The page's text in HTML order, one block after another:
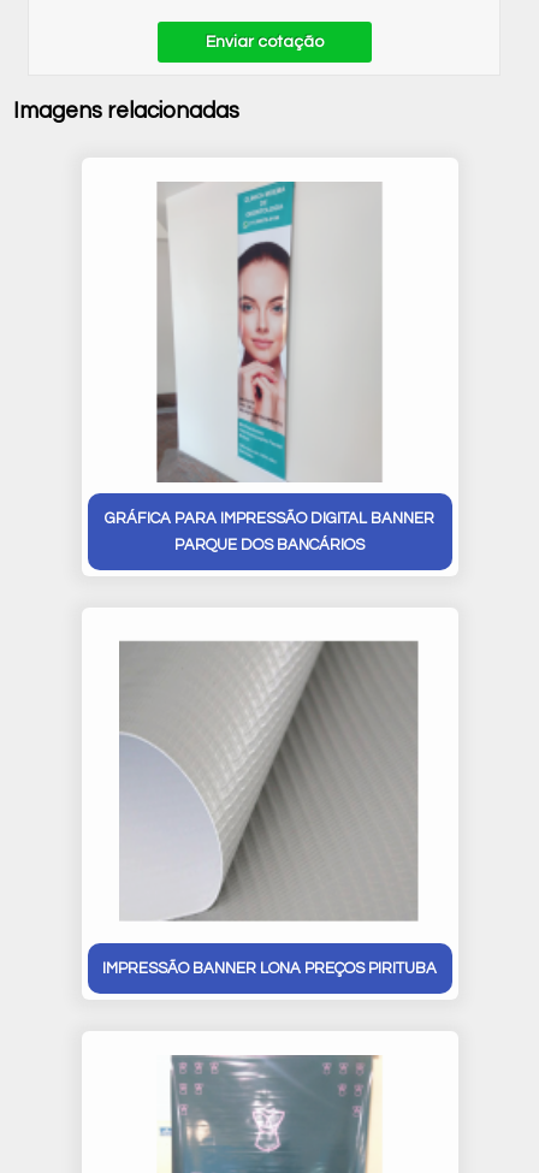
Enviar cotação
Imagens relacionadas
GRÁFICA PARA IMPRESSÃO DIGITAL BANNER
PARQUE DOS BANCÁRIOS
IMPRESSÃO BANNER LONA PREÇOS PIRITUBA